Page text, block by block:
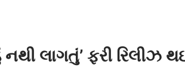
લાગતું’ ફરી રિલીઝ